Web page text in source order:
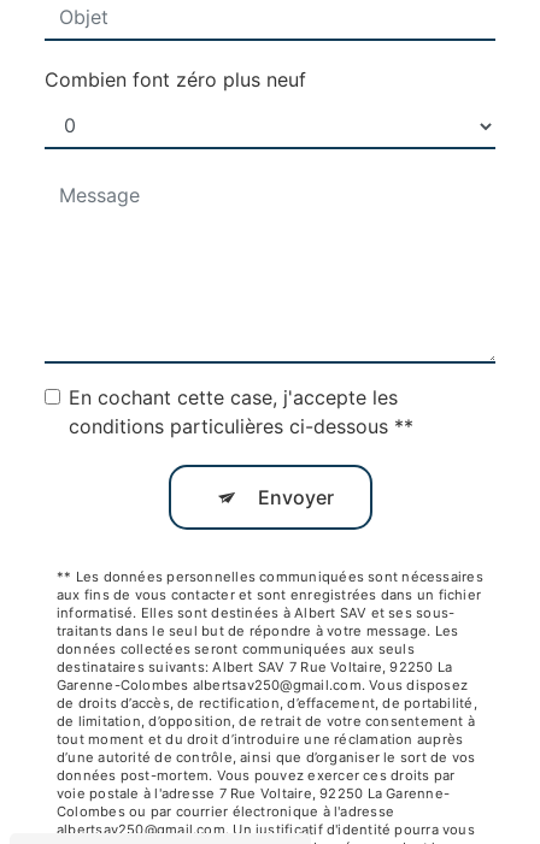
Combien font zéro plus neuf
En cochant cette case, j'accepte les
conditions particulières ci-dessous **
Envoyer
** Les données personnelles communiquées sont nécessaires
aux fins de vous contacter et sont enregistrées dans un fichier
informatisé. Elles sont destinées à Albert SAV et ses sous-
traitants dans le seul but de répondre à votre message. Les
données collectées seront communiquées aux seuls
destinataires suivants: Albert SAV 7 Rue Voltaire, 92250 La
Garenne-Colombes albertsav250@gmail.com. Vous disposez
de droits d’accès, de rectification, d’effacement, de portabilité,
de limitation, d’opposition, de retrait de votre consentement à
tout moment et du droit d’introduire une réclamation auprès
d’une autorité de contrôle, ainsi que d’organiser le sort de vos
données post-mortem. Vous pouvez exercer ces droits par
voie postale à l'adresse 7 Rue Voltaire, 92250 La Garenne-
Colombes ou par courrier électronique à l'adresse
albertsav250@gmail.com. Un justificatif d'identité pourra vous